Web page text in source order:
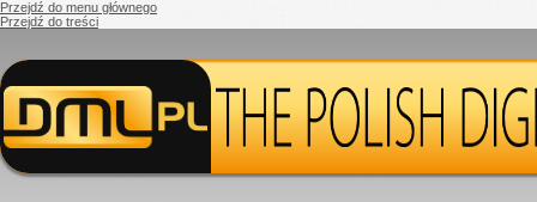
Przejdź do menu głównego
Przejdź do treści